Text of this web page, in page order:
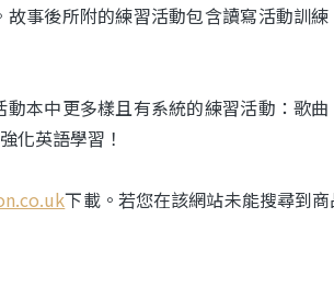
事後所附的練習活動包含讀寫活動訓練
本中更多樣且有系統的練習活動：歌曲
化英語學習！
下載。若您在該網站未能搜尋到